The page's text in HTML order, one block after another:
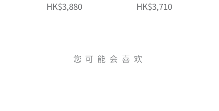
连手绳
HK$3,880
连手绳
HK$3,710
您可能会喜欢